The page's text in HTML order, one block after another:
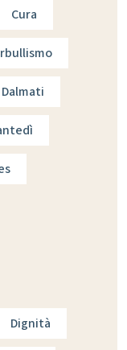
Cura
Dalmati
Dignità